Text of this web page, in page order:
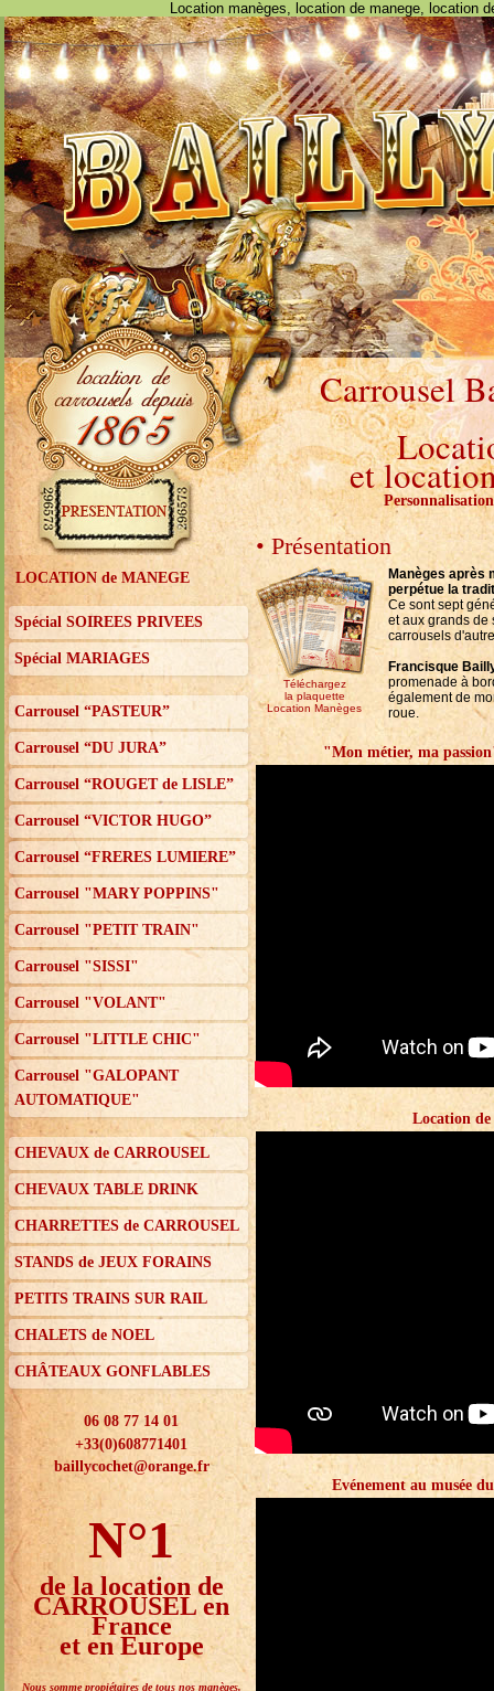
Location manèges, location de manege, location
LOCATION de MANEGE
Spécial SOIREES PRIVEES
Spécial MARIAGES
Carrousel “PASTEUR”
Carrousel “DU JURA”
Carrousel “ROUGET de LISLE”
Carrousel “VICTOR HUGO”
Carrousel “FRERES LUMIERE”
Carrousel "MARY POPPINS"
Carrousel "PETIT TRAIN"
Carrousel "SISSI"
Carrousel "VOLANT"
Carrousel "LITTLE CHIC"
Carrousel "GALOPANT
AUTOMATIQUE"
CHEVAUX de CARROUSEL
CHEVAUX TABLE DRINK
CHARRETTES de CARROUSEL
STANDS de JEUX FORAINS
PETITS TRAINS SUR RAIL
CHALETS de NOEL
CHÂTEAUX GONFLABLES
06 08 77 14 01
+33(0)608771401
baillycochet@orange.fr
N°1
de la location de
CARROUSEL en
France
et en Europe
Nous somme propiétaires de tous nos manèges.
Carrousel
et
• Présentation
Téléchargez
la plaquette
Location Manèges
Manèges après
perpétue la
Ce sont sept
et aux grands de
carrousels
Francisque
promenade à
également de
roue.
"Mon métier, ma
Location de
Evénement au musée